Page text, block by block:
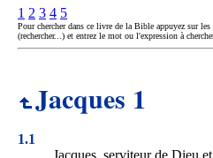
1 2 3 4 5
Pour chercher dans ce livre de la Bible appuyez sur
(rechercher...) et entrez le mot ou l'expression à
Jacques 1
1.1